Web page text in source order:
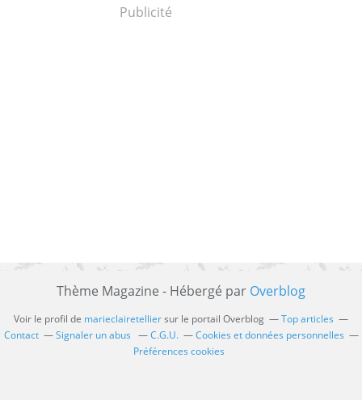
Publicité
Thème Magazine - Hébergé par Overblog
Voir le profil de marieclairetelliersur le portail Overblog
Top articles
Contact
Signaler un abus C.G.U.
Cookies et données personnelles
Préférences cookies